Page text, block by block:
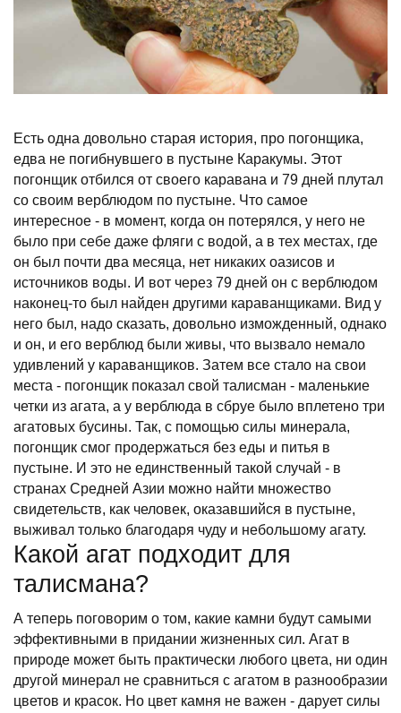
Есть одна довольно старая история, про погонщика,
едва не погибнувшего в пустыне Каракумы. Этот
погонщик отбился от своего каравана и 79 дней плутал
со своим верблюдом по пустыне. Что самое
интересное - в момент, когда он потерялся, у него не
было при себе даже фляги с водой, а в тех местах, где
он был почти два месяца, нет никаких оазисов и
источников воды. И вот через 79 дней он с верблюдом
наконец-то был найден другими караванщиками. Вид у
него был, надо сказать, довольно изможденный, однако
и он, и его верблюд были живы, что вызвало немало
удивлений у караванщиков. Затем все стало на свои
места - погонщик показал свой талисман - маленькие
четки из агата, а у верблюда в сбруе было вплетено три
агатовых бусины. Так, с помощью силы минерала,
погонщик смог продержаться без еды и питья в
пустыне. И это не единственный такой случай - в
странах Средней Азии можно найти множество
свидетельств, как человек, оказавшийся в пустыне,
выживал только благодаря чуду и небольшому агату.
Какой агат подходит для
талисмана?
А теперь поговорим о том, какие камни будут самыми
эффективными в придании жизненных сил. Агат в
природе может быть практически любого цвета, ни один
другой минерал не сравниться с агатом в разнообразии
цветов и красок. Но цвет камня не важен - дарует силы